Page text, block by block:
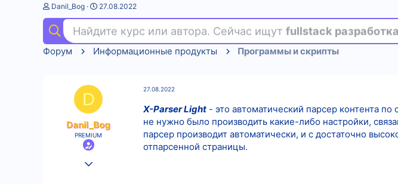
А
т
о
р
т
Danil_Bog
Д
а
н
а
а
27.08.2022
Найдите курс или автора. Сейчас ищут fullstack разработка
Форум
Информационные продукты Программы и скрипты
D
Danil_Bog
PREMIUM
27.08.2022
X-Parser Light - это автоматический парсер контента
не нужно было производить какие-либо настройки,
парсер производит автоматически, и с достаточно
отпарсенной страницы.